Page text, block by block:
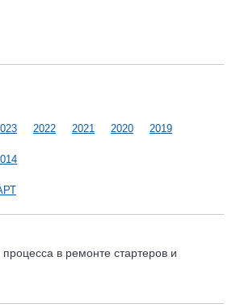
2022 2021 2020 2019
в ремонте стартеров и